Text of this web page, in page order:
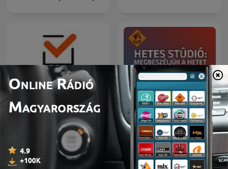
Portfolio Checklist
Hetes Stúdió:
Megbeszéljük a hetet